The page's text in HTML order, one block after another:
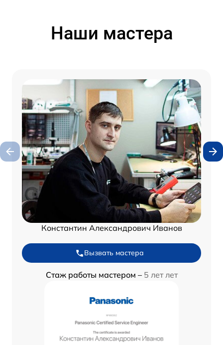
Наши мастера
Константин Александрович Иванов
Вызвать мастера
Стаж работы мастером – 5 лет лет